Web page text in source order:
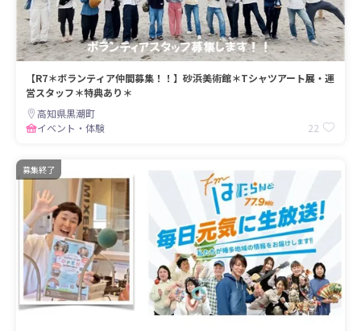
【R7＊ボランティア仲間募集！！】砂浜美術館＊Tシャツアート展・運
営スタッフ＊特典あり＊
高知県黒潮町
イベント・体験
22
募集終了